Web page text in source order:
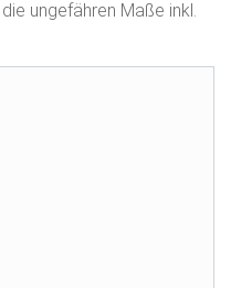
ungefähren Maße inkl.